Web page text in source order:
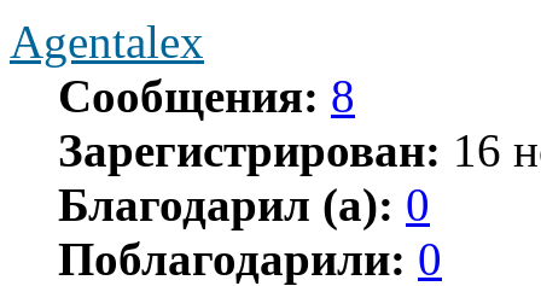
Agentalex
Сообщения: 8
Зарегистрирован: 16
Благодарил (а): 0
Поблагодарили: 0